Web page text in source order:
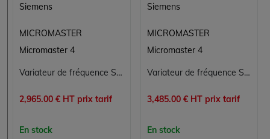
Siemens
MICROMASTER
Micromaster 4
Variateur de fréquence Siemens Micromaster 440 6SE6440-2AD31-8DA1 18,5 kW 380-480V reconditionné
2,965.00 € HT prix tarif
En stock
Siemens
MICROMASTER
Micromaster 4
Variateur de fréquence Siemens MICROMASTER 440 6SE6440-2AD33-0EA1, 30 kW / 37 kW, 380-480V, filtre CEM intégré
3,485.00 € HT prix tarif
En stock